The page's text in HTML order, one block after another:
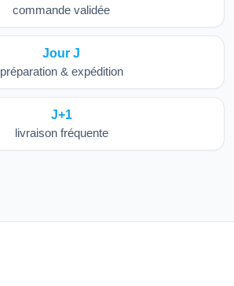
commande validée
Jour J
préparation & expédition
J+1
livraison fréquente